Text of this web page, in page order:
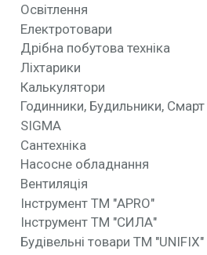
Освітлення
Електротовари
Дрібна побутова техніка
Ліхтарики
Калькулятори
Годинники, Будильники,
SIGMA
Сантехніка
Насосне обладнання
Вентиляція
Інструмент ТМ "APRO"
Інструмент ТМ "СИЛА"
Будівельні товари ТМ "UNIFIX"